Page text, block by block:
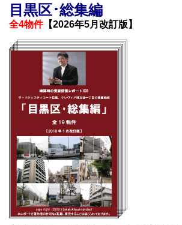
目黒区･総集編
全4物件【2026年5月改訂版】